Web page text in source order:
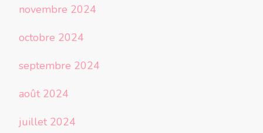
novembre 2024
octobre 2024
septembre 2024
août 2024
juillet 2024